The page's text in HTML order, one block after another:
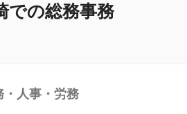
での総務事務
・人事・労務